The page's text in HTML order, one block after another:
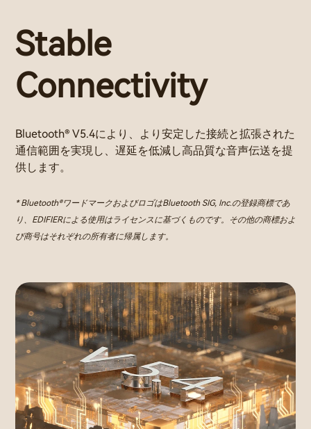
Stable
Connectivity
Bluetooth® V5.4により、より安定した接続と拡張された
通信範囲を実現し、遅延を低減し高品質な音声伝送を提
供します。
* Bluetooth®ワードマークおよびロゴはBluetooth SIG, Inc.の登録商標であ
り、EDIFIERによる使用はライセンスに基づくものです。その他の商標およ
び商号はそれぞれの所有者に帰属します。